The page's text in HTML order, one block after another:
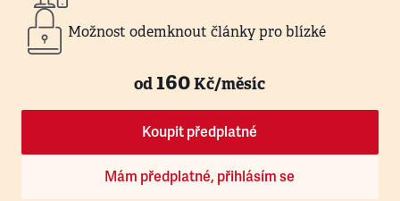
Možnost odemknout články pro blízké
od160Kč/měsíc
Koupit předplatné
Mám předplatné, přihlásím se